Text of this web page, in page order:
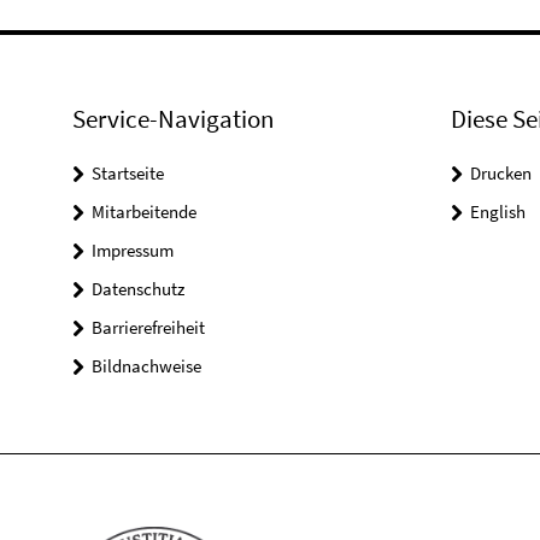
Service-Navigation
Startseite
Mitarbeitende
Impressum
Datenschutz
Barrierefreiheit
Bildnachweise
Diese
Drucken
English